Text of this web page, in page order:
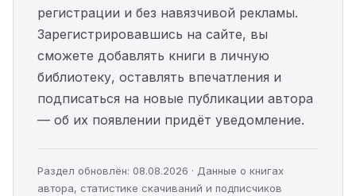
регистрации и без навязчивой рекламы.
Зарегистрировавшись на сайте, вы
сможете добавлять книги в личную
библиотеку, оставлять впечатления и
подписаться на новые публикации автора
— об их появлении придёт уведомление.
Раздел обновлён: 08.08.2026 · Данные о книгах
автора, статистике скачиваний и подписчиков